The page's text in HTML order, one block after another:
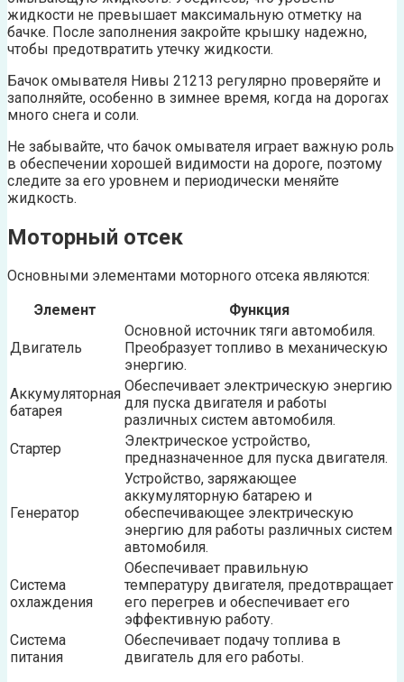
жидкости не превышает максимальную отметку на
бачке. После заполнения закройте крышку надежно,
чтобы предотвратить утечку жидкости.
Бачок омывателя Нивы 21213 регулярно проверяйте и
заполняйте, особенно в зимнее время, когда на дорогах
много снега и соли.
Не забывайте, что бачок омывателя играет важную роль
в обеспечении хорошей видимости на дороге, поэтому
следите за его уровнем и периодически меняйте
жидкость.
Моторный отсек
Основными элементами моторного отсека являются:
Элемент
Функция
Двигатель
Основной источник тяги автомобиля.
Преобразует топливо в механическую
энергию.
Аккумуляторная
батарея
Обеспечивает электрическую энергию
для пуска двигателя и работы
различных систем автомобиля.
Стартер
Электрическое устройство,
предназначенное для пуска двигателя.
Генератор
Устройство, заряжающее
аккумуляторную батарею и
обеспечивающее электрическую
энергию для работы различных систем
автомобиля.
Система
охлаждения
Обеспечивает правильную
температуру двигателя, предотвращает
его перегрев и обеспечивает его
эффективную работу.
Система
питания
Обеспечивает подачу топлива в
двигатель для его работы.